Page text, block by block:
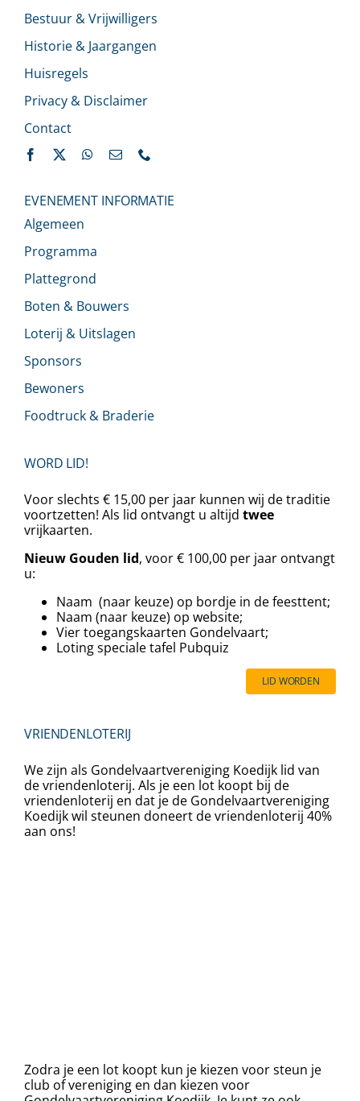
Bestuur & Vrijwilligers
Historie & Jaargangen
Huisregels
Privacy & Disclaimer
Contact
EVENEMENT INFORMATIE
Algemeen
Programma
Plattegrond
Boten & Bouwers
Loterij & Uitslagen
Sponsors
Bewoners
Foodtruck & Braderie
WORD LID!
Voor slechts € 15,00 per jaar kunnen wij de traditie
voortzetten! Als lid ontvangt u altijd twee
vrijkaarten.
Nieuw Gouden lid, voor € 100,00 per jaar ontvangt
u:
Naam (naar keuze) op bordje in de feesttent;
Naam (naar keuze) op website;
Vier toegangskaarten Gondelvaart;
⁠⁠Loting speciale tafel Pubquiz
LID WORDEN
VRIENDENLOTERIJ
We zijn als Gondelvaartvereniging Koedijk lid van
de vriendenloterij. Als je een lot koopt bij de
vriendenloterij en dat je de Gondelvaartvereniging
Koedijk wil steunen doneert de vriendenloterij 40%
aan ons!
Zodra je een lot koopt kun je kiezen voor steun je
club of vereniging en dan kiezen voor